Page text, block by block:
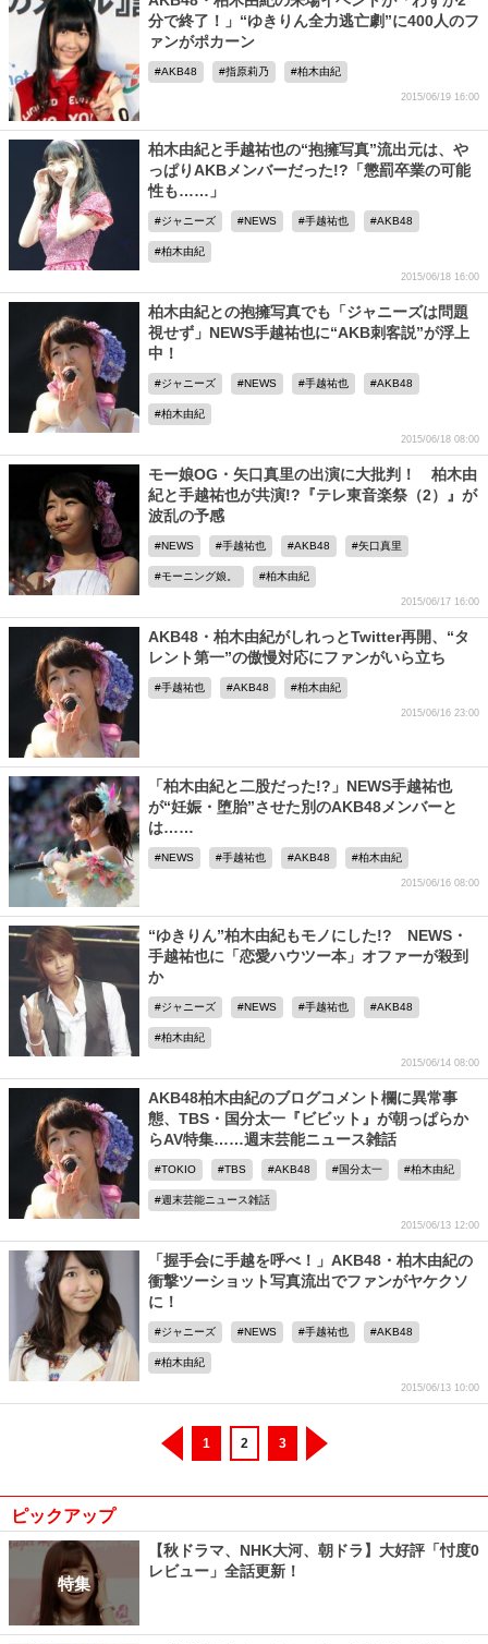
分で終了！」“ゆきりん全力逃亡劇”に400人のフ
ァンがポカーン
AKB48 指原莉乃 柏木由紀
2015/06/19 16:00
柏木由紀と手越祐也の“抱擁写真”流出元は、や
っぱりAKBメンバーだった!?「懲罰卒業の可能
性も……」
ジャニーズ NEWS 手越祐也 AKB48
柏木由紀
2015/06/18 16:00
柏木由紀との抱擁写真でも「ジャニーズは問題
視せず」NEWS手越祐也に“AKB刺客説”が浮上
中！
ジャニーズ NEWS 手越祐也 AKB48
柏木由紀
2015/06/18 08:00
モー娘OG・矢口真里の出演に大批判！ 柏木由
紀と手越祐也が共演!?『テレ東音楽祭（2）』が
波乱の予感
NEWS 手越祐也 AKB48 矢口真里
モーニング娘。 柏木由紀
2015/06/17 16:00
AKB48・柏木由紀がしれっとTwitter再開、“タ
レント第一”の傲慢対応にファンがいら立ち
手越祐也 AKB48 柏木由紀
2015/06/16 23:00
「柏木由紀と二股だった!?」NEWS手越祐也
が“妊娠・堕胎”させた別のAKB48メンバーと
は……
NEWS 手越祐也 AKB48 柏木由紀
2015/06/16 08:00
“ゆきりん”柏木由紀もモノにした!? NEWS・
手越祐也に「恋愛ハウツー本」オファーが殺到
か
ジャニーズ NEWS 手越祐也 AKB48
柏木由紀
2015/06/14 08:00
AKB48柏木由紀のブログコメント欄に異常事
態、TBS・国分太一『ビビット』が朝っぱらか
らAV特集……週末芸能ニュース雑話
TOKIO TBS AKB48 国分太一 柏木由紀
週末芸能ニュース雑話
2015/06/13 12:00
「握手会に手越を呼べ！」AKB48・柏木由紀の
衝撃ツーショット写真流出でファンがヤケクソ
に！
ジャニーズ NEWS 手越祐也 AKB48
柏木由紀
2015/06/13 10:00
1 2 3
ピックアップ
特集
【秋ドラマ、NHK大河、朝ドラ】大好評「忖度0
レビュー」全話更新！